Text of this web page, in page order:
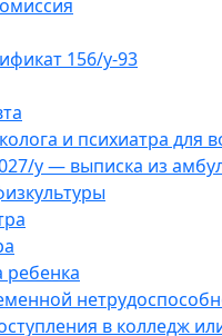
156/у-93
и психиатра для
у — выписка из
ребенка
в колледж